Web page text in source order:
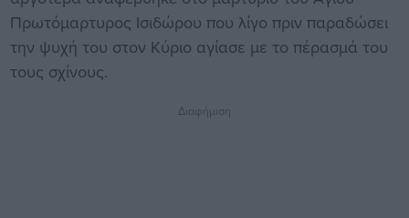
Πρωτόμαρτυρος Ισιδώρου που λίγο πριν παραδώσει
την ψυχή του στον Κύριο αγίασε με το πέρασμά του
τους σχίνους.
Διαφήμιση